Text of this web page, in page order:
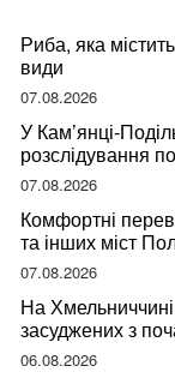
Риба, яка
види
07.08.2026
У Кам’янці-
розслідування
07.08.2026
Комфортні
та інших міст
07.08.2026
На
засуджених з
06.08.2026